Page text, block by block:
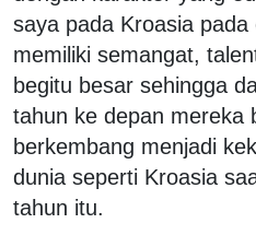
saya pada Kroasia
memiliki semangat,
begitu besar sehingga
tahun ke depan mereka
berkembang menjadi
dunia seperti Kroasia
tahun itu.